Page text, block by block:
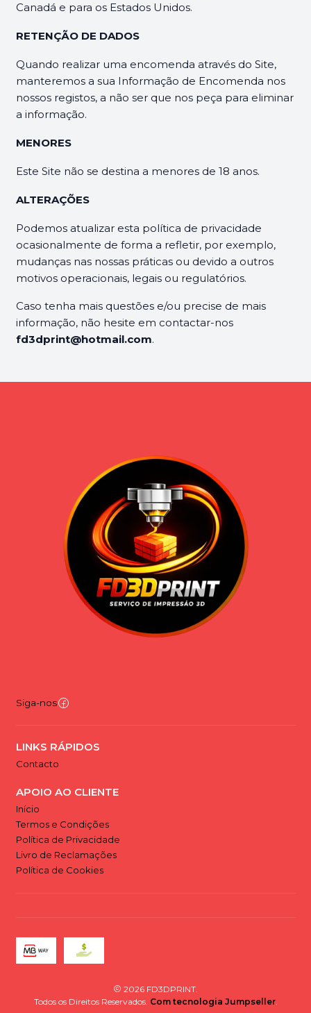
Canadá e para os Estados Unidos.
RETENÇÃO DE DADOS
Quando realizar uma encomenda através do Site,
manteremos a sua Informação de Encomenda nos
nossos registos, a não ser que nos peça para eliminar
a informação.
MENORES
Este Site não se destina a menores de 18 anos.
ALTERAÇÕES
Podemos atualizar esta política de privacidade
ocasionalmente de forma a refletir, por exemplo,
mudanças nas nossas práticas ou devido a outros
motivos operacionais, legais ou regulatórios.
Caso tenha mais questões e/ou precise de mais
informação, não hesite em contactar-nos
fd3dprint@hotmail.com.
Siga-nos
LINKS RÁPIDOS
Contacto
APOIO AO CLIENTE
Início
Termos e Condições
Política de Privacidade
Livro de Reclamações
Política de Cookies
2026 FD3DPRINT.
Todos os Direitos Reservados. Com tecnologia Jumpseller.